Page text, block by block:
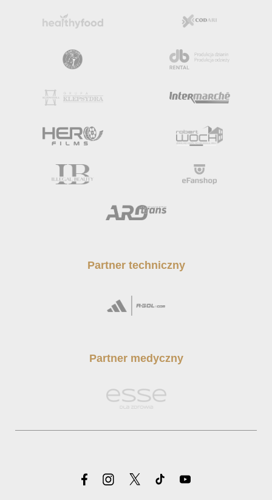
Partner techniczny
Partner medyczny